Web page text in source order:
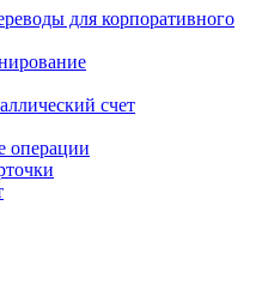
для корпоративного
счет
операции